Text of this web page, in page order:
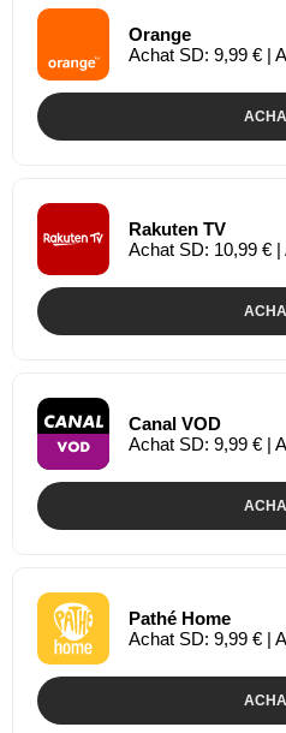
Orange
Achat SD: 9,99 € |
Rakuten TV
Achat SD: 10,99 €
Canal VOD
Achat SD: 9,99 € |
Pathé Home
Achat SD: 9,99 € |